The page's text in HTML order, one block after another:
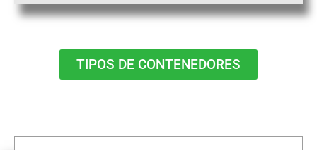
TIPOS DE CONTENEDORES